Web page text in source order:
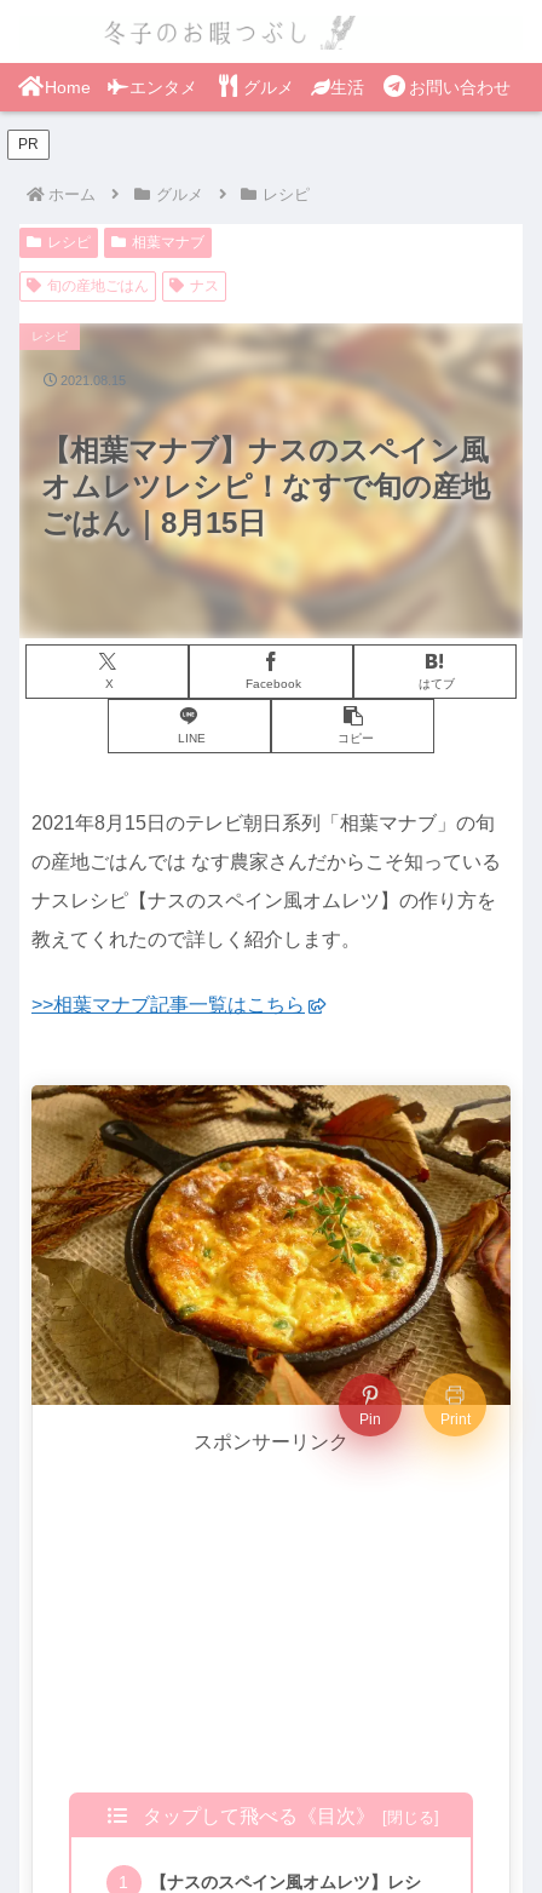
Home エンタメ グルメ 生活 お問い合わせ
PR
ホーム グルメ レシピ
レシピ 相葉マナブ
旬の産地ごはん ナス
【相葉マナブ】ナスのスペイン風
オムレツレシピ！なすで旬の産地
ごはん｜8月15日
レシピ
X Facebook はてブ
LINE コピー
2021.08.15
2021年8月15日のテレビ朝日系列「相葉マナブ」の旬
の産地ごはんでは なす農家さんだからこそ知っている
ナスレシピ【ナスのスペイン風オムレツ】の作り方を
教えてくれたので詳しく紹介します。
>>相葉マナブ記事一覧はこちら
Pin Print
スポンサーリンク
タップして飛べる《目次》
【ナスのスペイン風オムレツ】レシ